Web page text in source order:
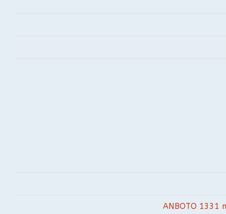
ANBOTO 1331